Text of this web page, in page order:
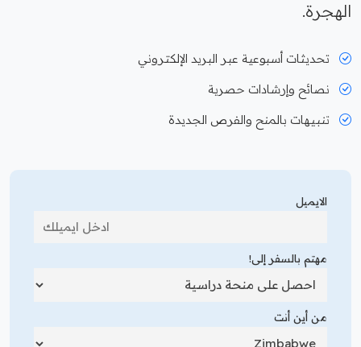
الهجرة.
تحديثات أسبوعية عبر البريد الإلكتروني
نصائح وإرشادات حصرية
تنبيهات بالمنح والفرص الجديدة
الايميل
مهتم بالسفر إلى!
من أين أنت